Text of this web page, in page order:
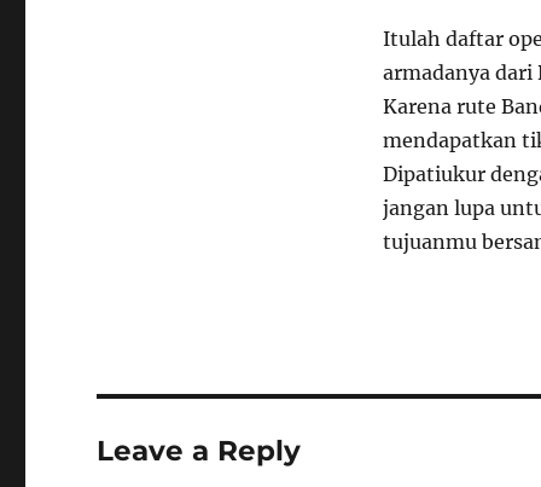
Itulah daftar
armadanya
Karena rute
mendapatkan
Dipatiukur
jangan lupa
tujuanmu
Leave a Reply